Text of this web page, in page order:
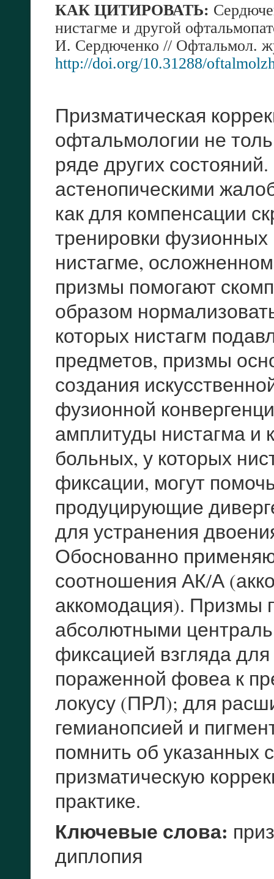
КАК ЦИТИРОВАТЬ:
нистагме и другой
И. Сердюченко // Офтальмол.
http://doi.org/10.31288/
Призматическая
офтальмологии не
ряде других
астенопическими
как для компенсации
тренировки
нистагме,
призмы помогают
образом
которых нистагм
предметов, призмы
создания
фузионной
амплитуды нистагма и
больных, у которых
фиксации, могут
продуцирующие
для устранения
Обоснованно
соотношения АК/А
аккомодация). Призмы
абсолютными
фиксацией взгляда
пораженной фовеа к
локусу (ПРЛ); для
гемианопсией и
помнить об указанных
призматическую
практике.
Ключевые слова:
диплопия